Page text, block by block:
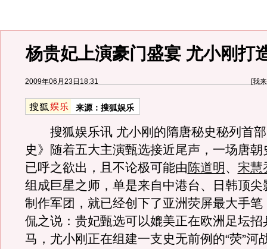
杨贵妃上演豪门盛宴 尤小刚打
2009年06月23日18:31 [我
来源： 搜狐娱乐
搜狐娱乐讯 尤小刚的隋唐秘史秘列首部
史》随着五大主演甄选接近尾声，一场唐
已呼之欲出，且不论极可能由陈道明 、 宋慧
组成巨星之师，单是来自中港台、日韩顶尖
制作军团，就已经创下了亚洲荧屏最大手笔
侃之说：贵妃甄选可以媲美正在欧洲足坛招
马，尤小刚正在组建一支史无前例的“荧”河